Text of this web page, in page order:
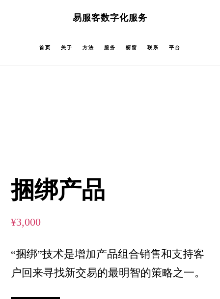
易服客数字化服务
首页 关于 方法 服务 橱窗 联系 平台
捆绑产品
¥3,000
“捆绑”技术是增加产品组合销售和支持客
户回来寻找新交易的最明智的策略之一。